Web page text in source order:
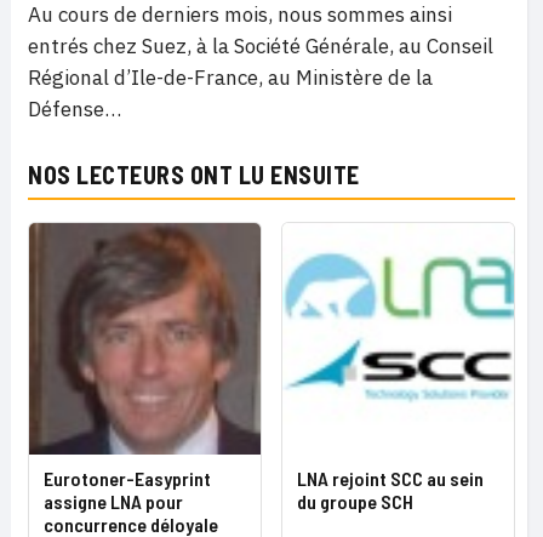
Au cours de derniers mois, nous sommes ainsi
entrés chez Suez, à la Société Générale, au Conseil
Régional d’Ile-de-France, au Ministèrede la
Défense…
NOS LECTEURS ONT LU ENSUITE
Eurotoner-Easyprint
assigne LNA pour
concurrence déloyale
LNA rejoint SCC au sein
du groupe SCH